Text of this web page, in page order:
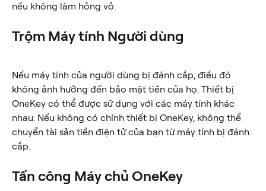
nếu không làm hỏng vỏ.
Trộm Máy tính Người dùng
Nếu máy tính của người dùng bị đánh cắp, điều đó
không ảnh hưởng đến bảo mật tiền của họ. Thiết bị
OneKey có thể được sử dụng với các máy tính khác
nhau. Nếu không có chính thiết bị OneKey, không thể
chuyển tài sản tiền điện tử của bạn từ máy tính bị đánh
cắp.
Tấn công Máy chủ OneKey